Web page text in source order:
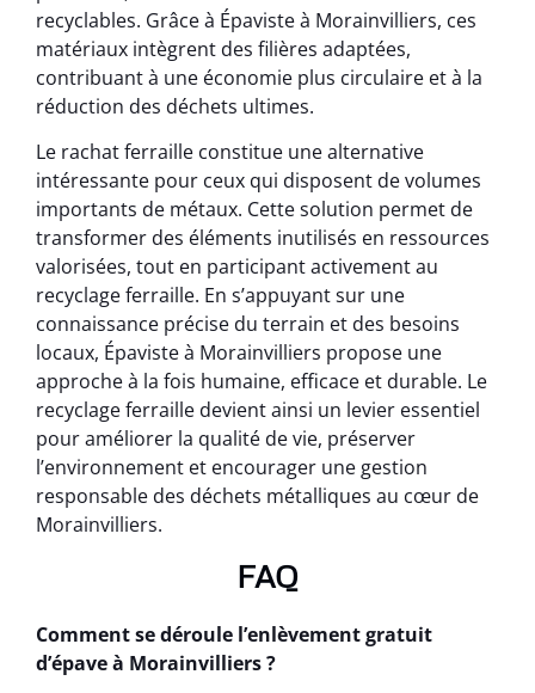
recyclables. Grâce à Épaviste à Morainvilliers, ces
matériaux intègrent des filières adaptées,
contribuant à une économie plus circulaire et à la
réduction des déchets ultimes.
Le rachat ferraille constitue une alternative
intéressante pour ceux qui disposent de volumes
importants de métaux. Cette solution permet de
transformer des éléments inutilisés en ressources
valorisées, tout en participant activement au
recyclage ferraille. En s’appuyant sur une
connaissance précise du terrain et des besoins
locaux, Épaviste à Morainvilliers propose une
approche à la fois humaine, efficace et durable. Le
recyclage ferraille devient ainsi un levier essentiel
pour améliorer la qualité de vie, préserver
l’environnement et encourager une gestion
responsable des déchets métalliques au cœur de
Morainvilliers.
FAQ
Comment se déroule l’enlèvement gratuit
d’épave à Morainvilliers ?